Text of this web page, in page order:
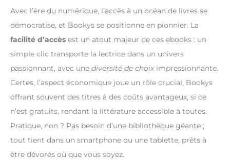
Avec l’ère du numérique, l’accès à un océan de livres se
démocratise, et Bookys se positionne en pionnier. La
facilité d’accès est un atout majeur de ces ebooks : un
simple clic transporte la lectrice dans un univers
passionnant, avec une diversité de choiximpressionnante.
Certes, l’aspect économique joue un rôle crucial, Bookys
offrant souvent des titres à des coûts avantageux, si ce
n’est gratuits, rendant la littérature accessible à toutes.
Pratique, non ? Pas besoin d’une bibliothèque géante ;
tout tient dans un smartphone ou une tablette, prêts à
être dévorés où que vous soyez.